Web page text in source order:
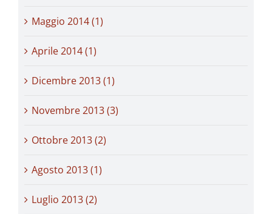
Maggio 2014 (1)
Aprile 2014 (1)
Dicembre 2013 (1)
Novembre 2013 (3)
Ottobre 2013 (2)
Agosto 2013 (1)
Luglio 2013 (2)